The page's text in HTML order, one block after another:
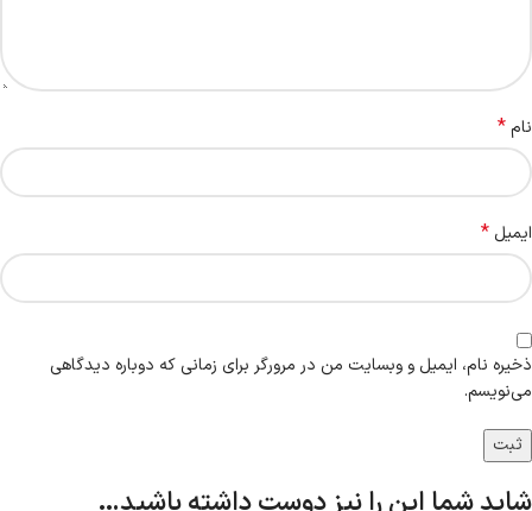
نام*
ایمیل *
ذخیره نام، ایمیل و وبسایت من در مرورگر برای زمانی که دوباره دیدگاهی
می‌نویسم.